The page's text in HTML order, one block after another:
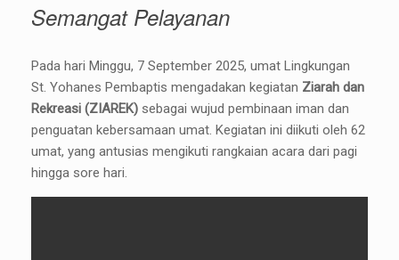
Semangat Pelayanan
Pada hari Minggu, 7 September 2025, umat Lingkungan
St. Yohanes Pembaptis mengadakan kegiatan Ziarah dan
Rekreasi (ZIAREK) sebagai wujud pembinaan iman dan
penguatan kebersamaan umat. Kegiatan ini diikuti oleh 62
umat, yang antusias mengikuti rangkaian acara dari pagi
hingga sore hari.